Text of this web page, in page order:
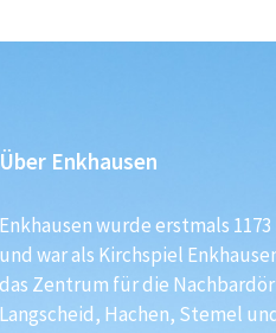
Über Enkhausen
Enkhausen wurde erstmals
und war als Kirchspiel
das Zentrum für die
Langscheid, Hachen, Stemel